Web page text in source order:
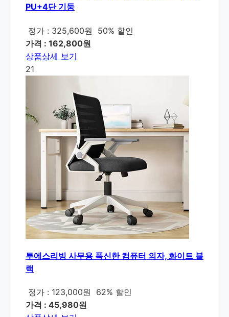
PU+4단 기둥
정가 : 325,600원
50% 할인
가격 : 162,800원
상품상세 보기
21
투에스리빙 사무용 푹신한 컴퓨터 의자, 화이트 블
랙
정가 : 123,000원
62% 할인
가격 : 45,980원